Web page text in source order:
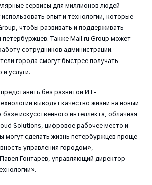
сервисы для миллионов людей —
опыт и технологии, которые
чтобы развивать и поддерживать
Также Mail.ru Group может
сотрудников администрации.
города смогут быстрее получать
услуги.
без развитой ИТ-
выводят качество жизни на новый
искусственного интеллекта, облачная
Solutions, цифровое рабочее место и
могут сделать жизнь петербуржцев проще
управления городом», —
Гонтарев, управляющий директор